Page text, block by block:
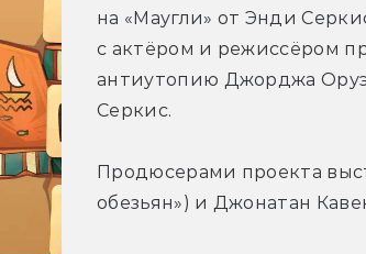
на «Маугли» от Энди
с актёром и режиссёром
антиутопию Джорджа
Серкис.
Продюсерами проекта
обезьян») и Джонатан